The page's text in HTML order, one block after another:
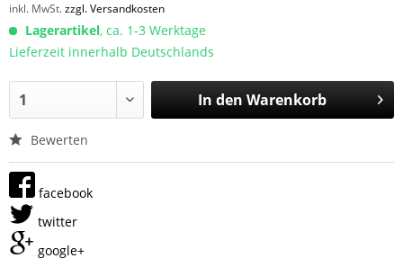
inkl. MwSt.zzgl. Versandkosten
Lagerartikel, ca. 1-3 Werktage
Lieferzeit innerhalb Deutschlands
In den Warenkorb
Bewerten
facebook
twitter
google+